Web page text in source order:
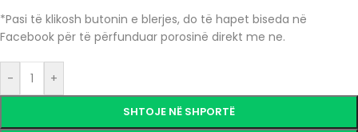
*Pasi të klikosh butonin e blerjes, do të hapet biseda në
Facebook për të përfunduar porosinë direkt me ne.
- +
SHTOJE NË SHPORTË